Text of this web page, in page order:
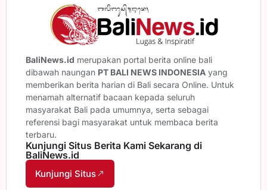
BaliNews.id merupakan portal berita online bali
dibawah naungan PT BALI NEWS INDONESIA yang
memberikan berita harian di Bali secara Online. Untuk
menamah alternatif bacaan kepada seluruh
masyarakat Bali pada umumnya, serta sebagai
referensi bagi masyarakat untuk membaca berita
terbaru.
Kunjungi Situs Berita Kami Sekarang di
BaliNews.id
Kunjungi Situs